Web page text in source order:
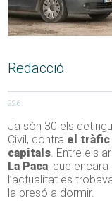
Redacció
226
Ja són 30 els
Civil, contra el tràfic
capitals. Entre els
La Paca, que
l’actualitat es
la presó a dormir.